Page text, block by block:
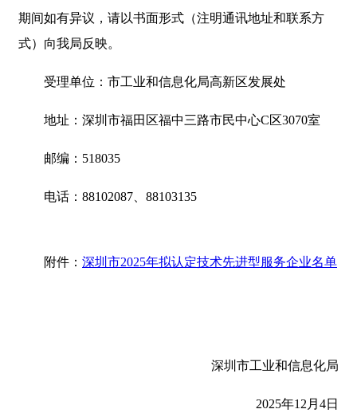
期间如有异议，请以书面形式（注明通讯地址和联系方
式）向我局反映。
受理单位：市工业和信息化局高新区发展处
地址：深圳市福田区福中三路市民中心C区3070室
邮编：518035
电话：88102087、88103135
附件： 深圳市2025年拟认定技术先进型服务企业名单
深圳市工业和信息化局
2025年12月4日